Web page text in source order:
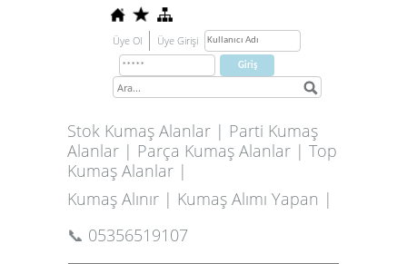
Üye Ol Üye Girişi
Stok Kumaş Alanlar | Parti Kumaş
Alanlar | Parça Kumaş Alanlar | Top
Kumaş Alanlar |
Kumaş Alınır | Kumaş Alımı Yapan |
📞 05356519107